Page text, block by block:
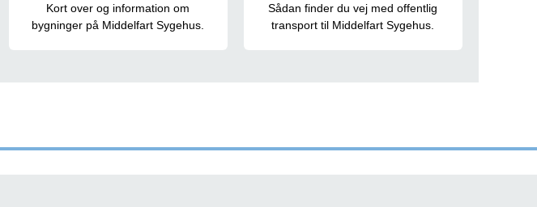
Kort over og information om
bygninger på Middelfart Sygehus.
Sådan finder du vej med offentlig
transport til Middelfart Sygehus.